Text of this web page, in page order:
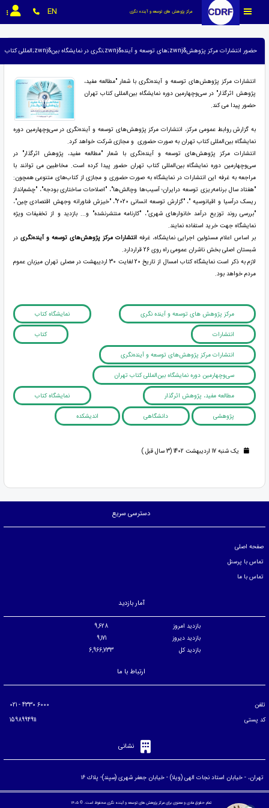
مرکز پژوهش های توسعه و آینده نگری EN
حضور انتشارات مرکز پژوهش&zwnj;های توسعه و آینده&zwnj;نگری در نمایشگاه بین&zwnj;المللی کتاب تهران
انتشارات مرکز پژوهش‌های توسعه و آینده‌نگری با شعار "مطالعه مفید،
پژوهش اثرگذار" در سی‌وچهارمین دوره نمایشگاه بین‎‌المللی کتاب تهران
حضور پیدا می کند.
به گزارش روابط عمومی مرکز، انتشارات مرکز پژوهش‌های توسعه و آینده‌نگری در سی‌وچهارمین دوره
نمایشگاه بین‌المللی کتاب تهران به صورت حضوری و مجازی شرکت خواهد کرد.
انتشارات مرکز پژوهش‌های توسعه و آینده‌نگری با شعار "مطالعه مفید، پژوهش اثرگذار" در
سی‌و‌چهارمین دوره نمایشگاه بین‌المللی کتاب تهران حضور پیدا کرده است. مخاطبین می توانند با
مراجعه به غرفه این انتشارات در نمایشگاه به صورت حضوری و مجازی از کتاب‌های متنوعی همچون:
"هفتاد ‌سال‌ برنامه‌ریزی توسعه ‌در‌ایران؛ آسیب‌ها و‌چالش‌ها"، "اصلاحات‌ ساختاری بودجه"، "چشم‌انداز
‌ریسک در‌آسیا و‌ اقیانوسیه ‌"، "گزارش‌ توسعه انسانی 2020"، "خیزش فناورانه ‌و‌جهش ‌اقتصادی چین"،
"بررسی روند ‌توزیع درآمد خانوارهای شهری"، "کارنامه‌ منتشرنشده" و... بازدید و از تخفیفات ویژه
نمایشگاه جهت خرید استفاده نمایند.
بر اساس اعلام مسئولین اجرایی نمایشگاه، غرفه انتشارات مرکز پژوهش‌های توسعه و آینده‌نگری در
شبستان اصلی بخش ناشران عمومی راه روی 26 قراردارد.
لازم به ذکر است نمایشگاه کتاب امسال از تاریخ 20 لغایت 30 اردیبهشت در مصلی تهران میزبان عموم
مردم خواهد بود.
مرکز پژوهش های توسعه و آینده نگری نمایشگاه کتاب
انتشارات کتاب
انتشارات مرکز پژوهش‌های توسعه و آینده‌نگری
سی‌وچهارمین دوره نمایشگاه بین‌المللی کتاب تهران
مطالعه مفید، پژوهش اثرگذار نمایشگاه کتاب
پژوهشی دانشگاهی اندیشکده
یک شنبه 17 اردیبهشت 1402 (3 سال قبل )
دسترسی سریع
صفحه اصلی
تماس با پرسنل
تماس با ما
آمار بازدید
بازدید امروز
9,628
بازدید دیروز
9,171
بازدید کل
6,966,733
ارتباط با ما
تلفن
کد پستی
نشانی
تهران، - خيابان استاد نجات الهی (ويلا) - خيابان جعفر شهری (سپند)- پلاك ۱۶
تمام حقوق مادی و معنوی برای مرکز پژوهش های توسعه و آینده نگری محفوظ است. © ۱۴۰۵